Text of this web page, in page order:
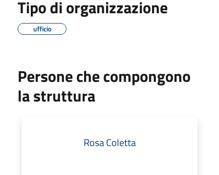
Tipo di organizzazione
ufficio
Persone che compongono
la struttura
Rosa Coletta